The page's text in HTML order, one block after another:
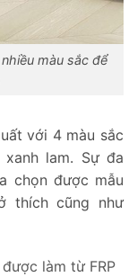
màu sắc để
với 4 màu sắc
lam. Sự đa
chọn được mẫu
thích cũng như
làm từ FRP